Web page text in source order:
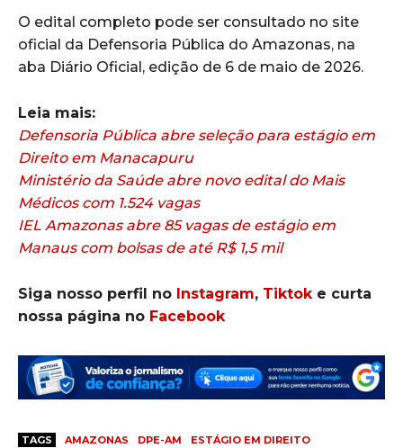
O edital completo pode ser consultado no site
oficial da Defensoria Pública do Amazonas, na
aba Diário Oficial, edição de 6 de maio de 2026.
Leia mais:
Defensoria Pública abre seleção para estágio em
Direito em Manacapuru
Ministério da Saúde abre novo edital do Mais
Médicos com 1.524 vagas
IEL Amazonas abre 85 vagas de estágio em
Manaus com bolsas de até R$ 1,5 mil
Siga nosso perfil no Instagram, Tiktoke curta
nossa página no Facebook
TAGS AMAZONAS DPE-AM
ESTÁGIO EM DIREITO